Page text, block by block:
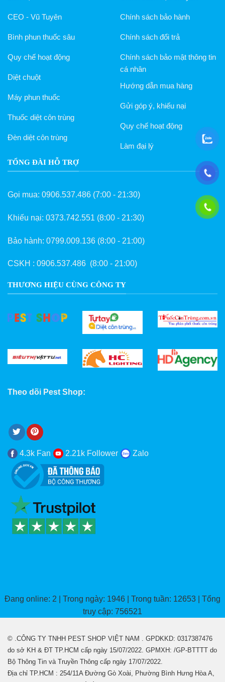
CEO - Vũ Tuyên
Bình phun thuốc sâu
Quy chế hoạt động
Diệt chuột
Máy phun thuốc
Thuốc diệt côn trùng
Đèn diệt côn trùng
Chính sách bảo hành
Chính sách đổi trả
Chính sách bảo mật thông tin
cá nhân
Hướng dẫn mua hàng
Gửi góp ý, khiếu nại
Quy chế hoạt động
Làm đại lý
TỔNG ĐÀI HỖ TRỢ
Gọi mua: 0906.537.486 (7:00 - 21:30)
Khiếu nại: 0373.742.551 (8:00 - 21:30)
Bảo hành: 0799.009.136 (8:00 - 21:00)
CSKH : 0906.537.486 (8:00 - 21:00)
THƯƠNG HIỆU CÙNG CÔNG TY
Theo dõi Pest Shop:
4.3k Fan 2.21k Follower Zalo
Đang online: 2 | Trong ngày: 1946 | Trong tuần: 12653 | Tổng
truy cập: 756521
© .CÔNG TY TNHH PEST SHOP VIỆT NAM . GPDKKD: 0317387476
do sở KH & ĐT TP.HCM cấp ngày 15/07/2022. GPMXH: /GP-BTTTT do
Bộ Thông Tin và Truyền Thông cấp ngày 17/07/2022.
Địa chỉ TP.HCM : 254/11A Đường Gò Xoài, Phường Bình Hưng Hòa A,